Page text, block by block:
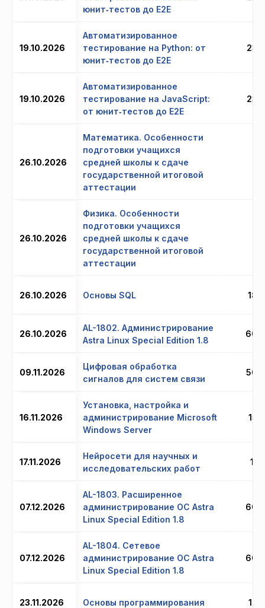
юнит‑тестов до E2E
19.10.2026
Автоматизированное
тестирование на Python: от
юнит‑тестов до E2E
23
19.10.2026
Автоматизированное
тестирование на JavaScript:
от юнит‑тестов до E2E
23
26.10.2026
Математика. Особенности
подготовки учащихся
средней школы к сдаче
государственной итоговой
аттестации
26.10.2026
Физика. Особенности
подготовки учащихся
средней школы к сдаче
государственной итоговой
аттестации
26.10.2026 Основы SQL 18
26.10.2026
AL-1802. Администрирование
Astra Linux Special Edition 1.8
60
09.11.2026
Цифровая обработка
сигналов для систем связи
50
16.11.2026
Установка, настройка и
администрирование Microsoft
Windows Server
15
17.11.2026
Нейросети для научных и
исследовательских работ
11
07.12.2026
AL-1803. Расширенное
администрирование ОС Astra
Linux Special Edition 1.8
60
07.12.2026
AL-1804. Сетевое
администрирование ОС Astra
Linux Special Edition 1.8
60
23.11.2026 Основы программирования 12